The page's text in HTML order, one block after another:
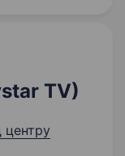
TV)
центру